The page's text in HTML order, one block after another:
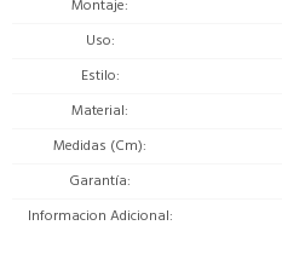
Montaje
Uso
Estilo
Material
Medidas (Cm)
Garantía
Informacion Adicional